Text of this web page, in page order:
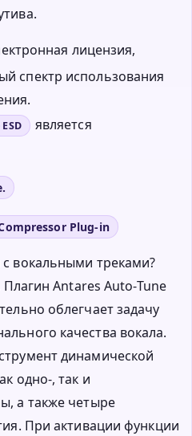
лицензия,
спектр использования
является
Plug-in
вокальными треками?
Antares Auto-Tune
облегчает задачу
качества вокала.
динамической
одно-, так и
а также четыре
При активации функции